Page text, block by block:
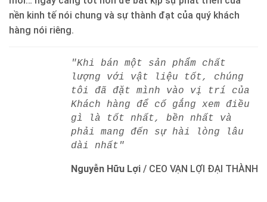
nền kinh tế nói chung và sự thành đạt của quý khách
hàng nói riêng.
"Khi bán một sản phẩm chất
lượng với vật liệu tốt, chúng
tôi đã đặt mình vào vị trí của
Khách hàng để cố gắng xem điều
gì là tốt nhất, bền nhất và
phải mang đến sự hài lòng lâu
dài nhất"
Nguyễn Hữu Lợi / CEO VẠN LỢI ĐẠI THÀNH